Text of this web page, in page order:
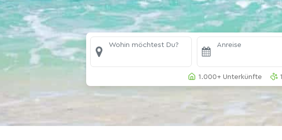
Wohin möchtest Du? Anreise
1.000+ Unterkünfte